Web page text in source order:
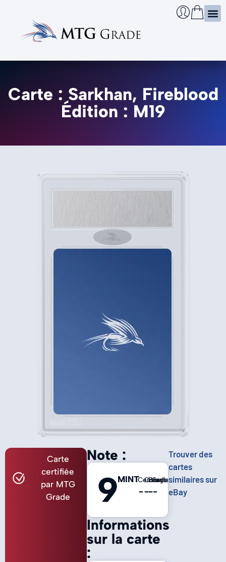
Carte : Sarkhan, Fireblood
Édition : M19
Carte
certifiée
par MTG
Grade
Informations
sur la carte
:
Note :
9MINTCentrage
-
Coins
-
Bords
-
Surface
-
Trouver des
cartes
similaires sur
eBay